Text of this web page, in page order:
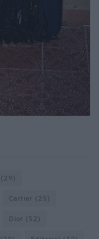
(29)
Cartier (25)
Dior (52)